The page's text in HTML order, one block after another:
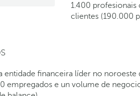
1.400
clientes (190.000
financeira líder no
empregados e un volume de